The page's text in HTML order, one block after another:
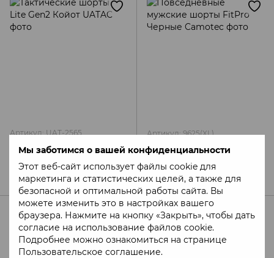
Мы заботимся о вашей конфиденциальности
Этот веб-сайт использует файлы cookie для
маркетинга и статистических целей, а также для
безопасной и оптимальной работы сайта. Вы
можете изменить это в настройках вашего
браузера. Нажмите на кнопку «Закрыть», чтобы дать
согласие на использование файлов cookie.
Подробнее можно ознакомиться на странице
Пользовательское соглашение.
Артикул: UAT-2565
Gen2 Койот UATAC
3 000 грн
Артикул: 9625(XL)
шорты FitPro Черные
Camotec
1 990 грн